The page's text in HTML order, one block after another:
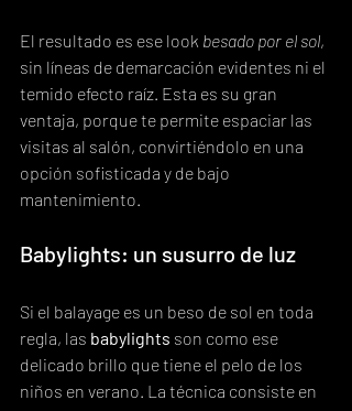
El resultado es ese look besado por el sol,
sin líneas de demarcación evidentes ni el
temido efecto raíz. Esta es su gran
ventaja, porque te permite espaciar las
visitas al salón, convirtiéndolo en una
opción sofisticada y de bajo
mantenimiento.
Babylights: un susurro de luz
Si el balayage es un beso de sol en toda
regla, las babylights son como ese
delicado brillo que tiene el pelo de los
niños en verano. La técnica consiste en